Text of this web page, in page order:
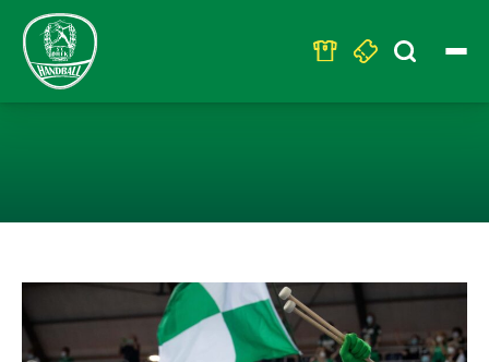
Search
for: